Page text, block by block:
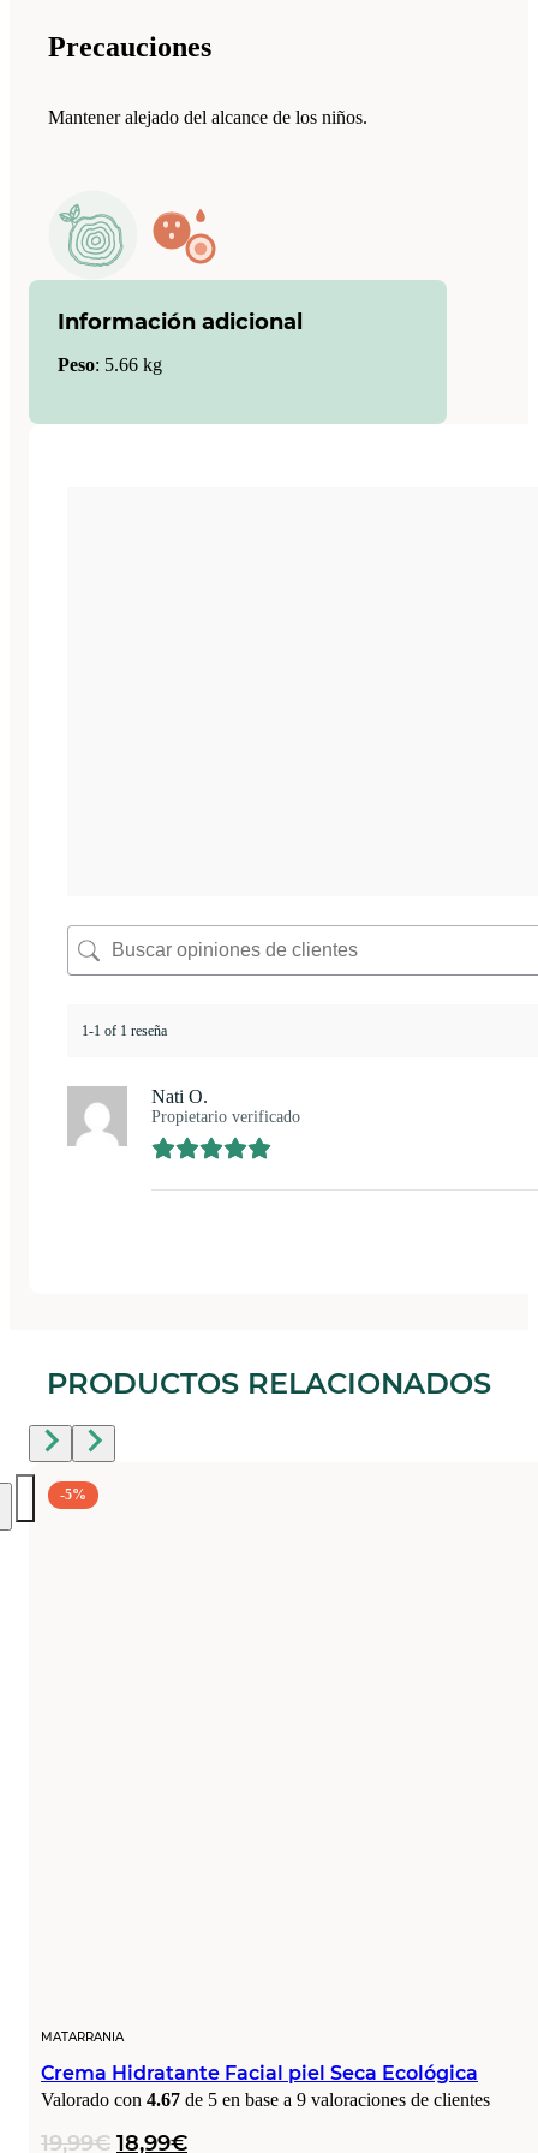
Precauciones
Mantener alejado del alcance de los niños.
Información adicional
Peso: 5.66 kg
1-1 of 1 reseña
Nati O.
Propietario verificado
PRODUCTOS RELACIONADOS
-5%
MATARRANIA
Crema Hidratante Facial piel Seca Ecológica
Valorado con 4.67 de 5 en base a 9 valoraciones de clientes
19,99€ El
18,99€El